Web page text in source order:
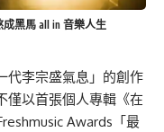
黑馬 all in 音樂人生
代李宗盛氣息」的創作
僅以首張個人專輯《在
Awards「最